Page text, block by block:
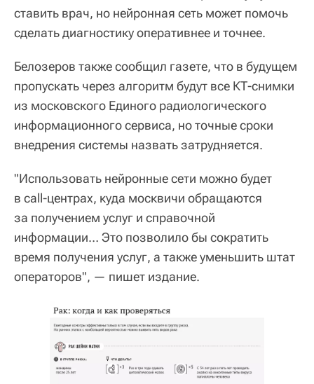
ставить врач, но нейронная сеть может помочь
сделать диагностику оперативнее и точнее.
Белозеров также сообщил газете, что в будущем
пропускать через алгоритм будут все КТ-снимки
из московского Единого радиологического
информационного сервиса, но точные сроки
внедрения системы назвать затрудняется.
"Использовать нейронные сети можно будет
в call-центрах, куда москвичи обращаются
за получением услуг и справочной
информации… Это позволило бы сократить
время получения услуг, а также уменьшить штат
операторов", — пишет издание.